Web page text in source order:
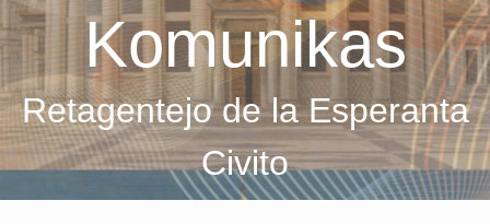
Komunikas
Retagentejo de la Esperanta
Civito